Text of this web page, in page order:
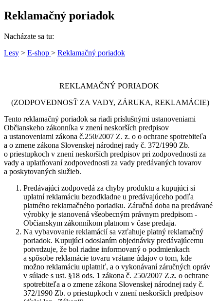
Reklamačný poriadok
Nacházate sa tu:
Lesy > E-shop > Reklamačný poriadok
REKLAMAČNÝ PORIADOK
(ZODPOVEDNOSŤ ZA VADY, ZÁRUKA, REKLAMÁCIE)
Tento reklamačný poriadok sa riadi príslušnými ustanoveniami
Občianskeho zákonníka v znení neskorších predpisov
a ustanoveniami zákona č.250/2007 Z. z. o o ochrane spotrebiteľa
a o zmene zákona Slovenskej národnej rady č. 372/1990 Zb.
o priestupkoch v znení neskorších predpisov pri zodpovednosti za
vady a uplatňovaní zodpovednosti za vady predávaných tovarov
a poskytovaných služieb.
Predávajúci zodpovedá za chyby produktu a kupujúci si
uplatní reklamáciu bezodkladne u predávajúceho podľa
platného reklamačného poriadku. Záručná doba na predávané
výrobky je stanovená všeobecným právnym predpisom -
Občianskym zákonníkom platnom v čase predaja.
Na vybavovanie reklamácií sa vzťahuje platný reklamačný
poriadok. Kupujúci odoslaním objednávky predávajúcemu
potvrdzuje, že bol riadne informovaný o podmienkach
a spôsobe reklamácie tovaru vrátane údajov o tom, kde
možno reklamáciu uplatniť, a o vykonávaní záručných opráv
v súlade s ust. §18 ods. 1 zákona č. 250/2007 Z.z. o ochrane
spotrebiteľa a o zmene zákona Slovenskej národnej rady č.
372/1990 Zb. o priestupkoch v znení neskorších predpisov